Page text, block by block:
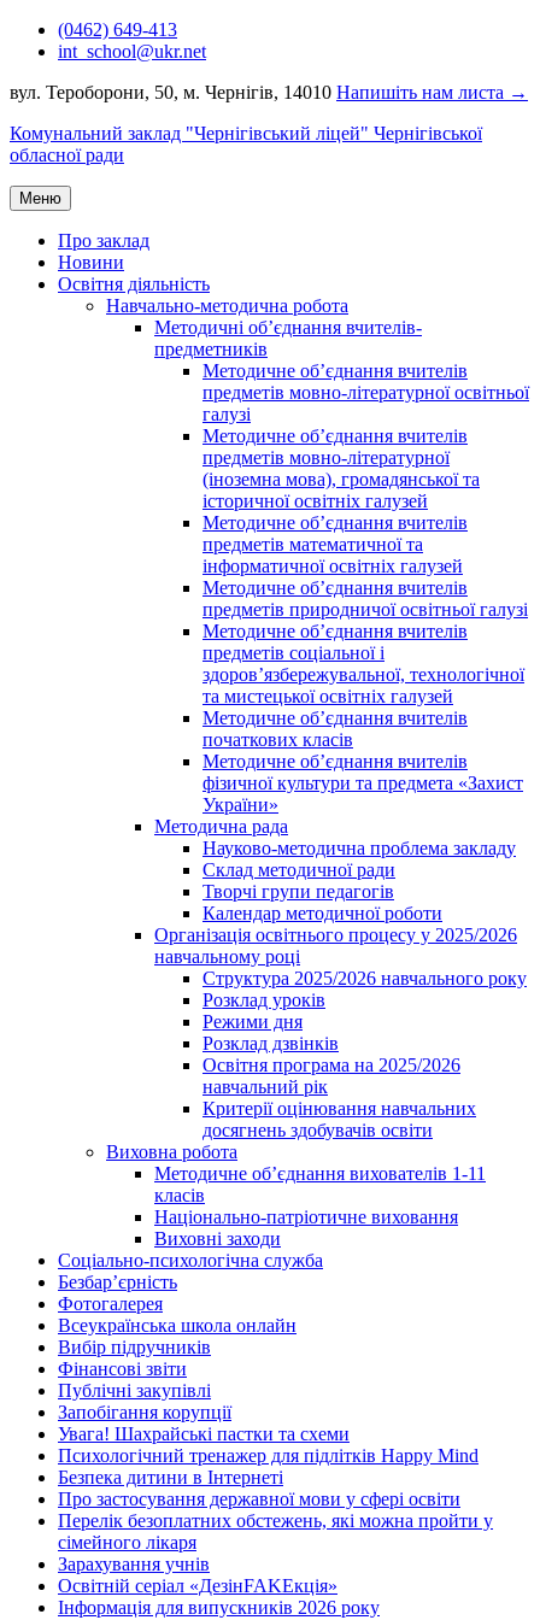
Перейти(0462) 649-413
int_school@ukr.net
вул. Тероборони, 50, м. Чернігів, 14010 Напишіть нам листа →
Комунальний заклад "Чернігівський ліцей" Чернігівської
обласної ради
Меню
Про заклад
Новини
Освітня діяльність
Навчально-методична робота
Методичні об’єднання вчителів-
предметників
Методичне об’єднання вчителів
предметів мовно-літературної освітньої
галузі
Методичне об’єднання вчителів
предметів мовно-літературної
(іноземна мова), громадянської та
історичної освітніх галузей
Методичне об’єднання вчителів
предметів математичної та
інформатичної освітніх галузей
Методичне об’єднання вчителів
предметів природничої освітньої галузі
Методичне об’єднання вчителів
предметів соціальної і
здоров’язбережувальної, технологічної
та мистецької освітніх галузей
Методичне об’єднання вчителів
початкових класів
Методичне об’єднання вчителів
фізичної культури та предмета «Захист
України»
Методична рада
Науково-методична проблема закладу
Склад методичної ради
Творчі групи педагогів
Календар методичної роботи
Організація освітнього процесу у 2025/2026
навчальному році
Структура 2025/2026 навчального року
Розклад уроків
Режими дня
Розклад дзвінків
Освітня програма на 2025/2026
навчальний рік
Критерії оцінювання навчальних
досягнень здобувачів освіти
Виховна робота
Методичне об’єднання вихователів 1-11
класів
Національно-патріотичне виховання
Виховні заходи
Соціально-психологічна служба
Безбар’єрність
Фотогалерея
Всеукраїнська школа онлайн
Вибір підручників
Фінансові звіти
Публічні закупівлі
Запобігання корупції
Увага! Шахрайські пастки та схеми
Психологічний тренажер для підлітків Happy Mind
Безпека дитини в Інтернеті
Про застосування державної мови у сфері освіти
Перелік безоплатних обстежень, які можна пройти у
сімейного лікаря
Зарахування учнів
Освітній серіал «ДезінFAKEкція»
Інформація для випускників 2026 року